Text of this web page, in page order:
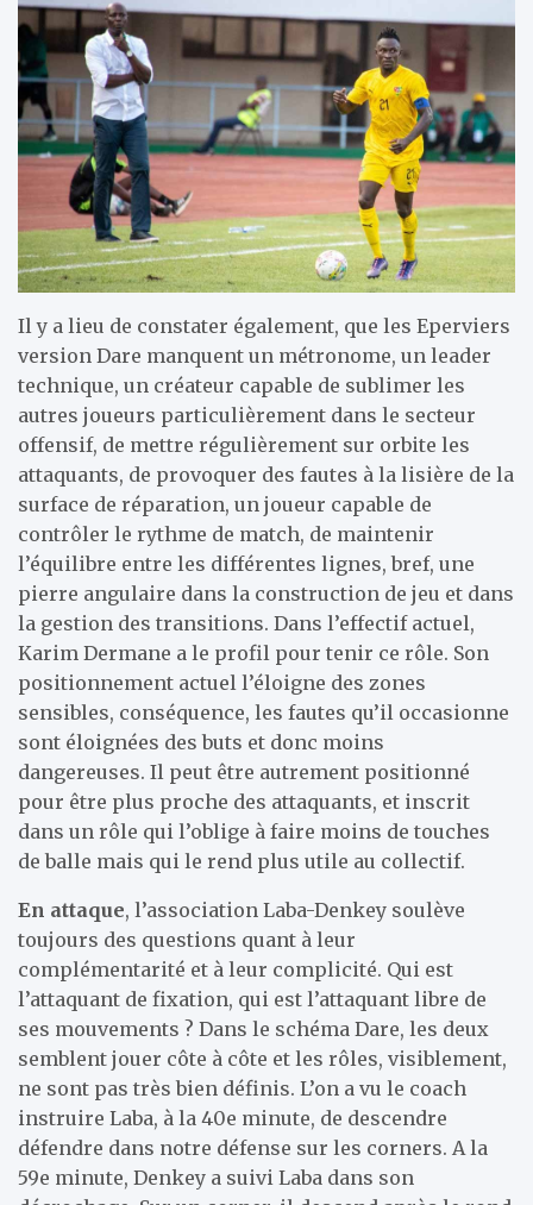
Il y a lieu de constater également, que les Eperviers
version Dare manquent un métronome, un leader
technique, un créateur capable de sublimer les
autres joueurs particulièrement dans le secteur
offensif, de mettre régulièrement sur orbite les
attaquants, de provoquer des fautes à la lisière de la
surface de réparation, un joueur capable de
contrôler le rythme de match, de maintenir
l’équilibre entre les différentes lignes, bref, une
pierre angulaire dans la construction de jeu et dans
la gestion des transitions. Dans l’effectif actuel,
Karim Dermane a le profil pour tenir ce rôle. Son
positionnement actuel l’éloigne des zones
sensibles, conséquence, les fautes qu’il occasionne
sont éloignées des buts et donc moins
dangereuses. Il peut être autrement positionné
pour être plus proche des attaquants, et inscrit
dans un rôle qui l’oblige à faire moins de touches
de balle mais qui le rend plus utile au collectif.
En attaque, l’association Laba-Denkey soulève
toujours des questions quant à leur
complémentarité et à leur complicité. Qui est
l’attaquant de fixation, qui est l’attaquant libre de
ses mouvements ? Dans le schéma Dare, les deux
semblent jouer côte à côte et les rôles, visiblement,
ne sont pas très bien définis. L’on a vu le coach
instruire Laba, à la 40e minute, de descendre
défendre dans notre défense sur les corners. A la
59e minute, Denkey a suivi Laba dans son